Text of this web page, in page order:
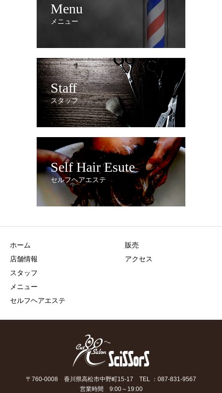
Menu
メニュー
Staff
スタッフ
Self Hair Esute
セルフヘアエステ
ホーム
店舗情報
スタッフ
メニュー
セルフヘアエステ
販売
アクセス
〒760-0008 香川県高松市中野町15-17 TEL ：087-831-9567
営業時間 9:00～19:00